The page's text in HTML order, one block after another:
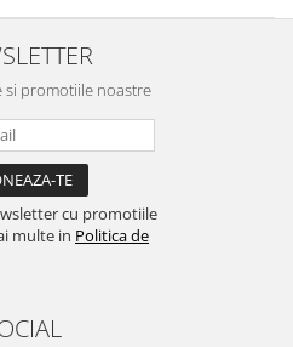
si promotiile noastre
cu promotiile
multe in Politica de